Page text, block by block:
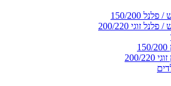
150/200
זוגי 200/220
220